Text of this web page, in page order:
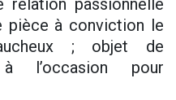
relation passionnelle
pièce à conviction le
; objet de
l’occasion pour